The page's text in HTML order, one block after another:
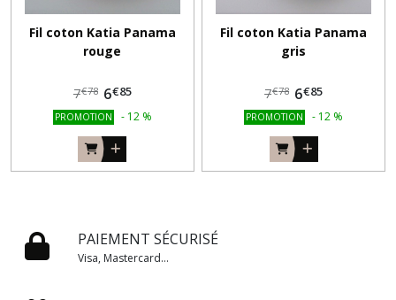
Fil coton Katia Panama
rouge
7€78 6€85
PROMOTION - 12 %
Fil coton Katia Panama
gris
7€78 6€85
PROMOTION - 12 %
PAIEMENT SÉCURISÉ
Visa, Mastercard...